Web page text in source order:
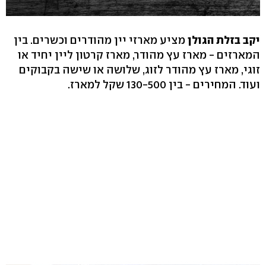
יקב בזלת הגולןמציע מארזי יין מהודרים וכשרים. בין
המארזים - מארז עץ מהודר, מארז קרטון ליין יחיד או
זוגי, מארז עץ מהודר לזוג, שלושה או שישה בקבוקים
ועוד. המחירים - בין 130-500 שקל למארז.